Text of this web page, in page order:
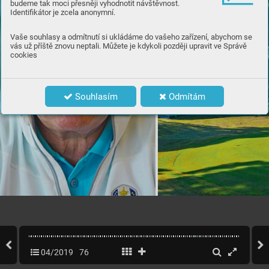
budeme tak moci přesněji vyhodnotit návštěvnost.
Identifikátor je zcela anonymní.
Vaše souhlasy a odmítnutí si ukládáme do vašeho zařízení, abychom se
vás už příště znovu neptali. Můžete je kdykoli později upravit ve Správě
cookies
Souhlasím Odmítám
04/2019 76